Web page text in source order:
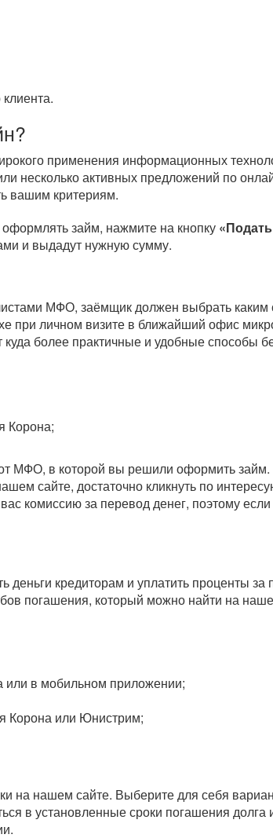
применения информационных
несколько активных предложений по
вашим критериям.
оформлять займ, нажмите на кнопку
и выдадут нужную сумму.
МФО, заёмщик должен выбрать
при личном визите в ближайший офис
более практичные и удобные способы
Корона;
от МФО, в которой вы решили оформить
сайте, достаточно кликнуть по
комиссию за перевод денег, поэтому
деньги кредиторам и уплатить проценты
погашения, который можно найти на
или в мобильном приложении;
Корона или Юнистрим;
на нашем сайте. Выберите для себя
в установленные сроки погашения долга